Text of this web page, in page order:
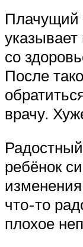
Плачущий
со
После
врачу.
ребёнок
что-то
плохое